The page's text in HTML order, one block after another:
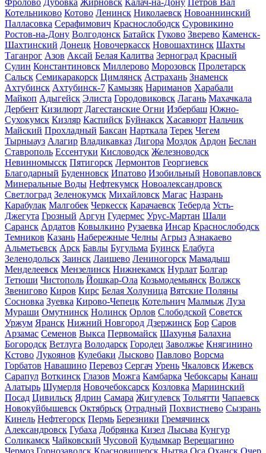
Фролово Дубовка Жирновск Калач-на-Дону Петров Вал
Котельниково Котово Ленинск Николаевск Новоаннинский
Палласовка Серафимович Краснослободск Суровикино
Ростов-на-Дону Волгодонск Батайск Гуково Зверево Каменск-
Шахтинский Донецк Новочеркасск Новошахтинск Шахты
Таганрог Азов Аксай Белая Калитва Зерноград Красный
Сулин Константиновск Миллерово Морозовск Пролетарск
Сальск Семикаракорск Цимлянск Астрахань Знаменск
Ахтубинск Ахтубинск-7 Камызяк Нариманов Харабали
Майкоп Адыгейск Элиста Городовиковск Лагань Махачкала
Дербент Кизилюрт Дагестанские Огни Избербаш Южно-
Сухокумск Кизляр Каспийск Буйнакск Хасавюрт Нальчик
Майский Прохладный Баксан Нарткала Терек Чегем
Тырныауз Алагир Владикавказ Дигора Моздок Ардон Беслан
Ставрополь Ессентуки Кисловодск Железноводск
Невинномысск Пятигорск Лермонтов Георгиевск
Благодарный Буденновск Ипатово Изобильный Новопавловск
Минеральные Воды Нефтекумск Новоалександровск
Светлоград Зеленокумск Михайловск Магас Назрань
Карабулак Малгобек Черкесск Карачаевск Теберда Усть-
Джегута Грозный Аргун Гудермес Урус-Мартан Шали
Саранск Ардатов Ковылкино Рузаевка Инсар Краснослободск
Темников Казань Набережные Челны Агрыз Азнакаево
Альметьевск Арск Бавлы Бугульма Буинск Елабуга
Зеленодольск Заинск Лаишево Лениногорск Мамадыш
Менделеевск Мензелинск Нижнекамск Нурлат Болгар
Тетюши Чистополь Йошкар-Ола Козьмодемьянск Волжск
Звенигово Киров Кирс Белая Холуница Вятские Поляны
Сосновка Зуевка Кирово-Чепецк Котельнич Малмыж Луза
Мураши Омутнинск Нолинск Орлов Слободской Советск
Уржум Яранск Нижний Новгород Дзержинск Бор Саров
Арзамас Семенов Выкса Первомайск Шахунья Балахна
Богородск Ветлуга Володарск Городец Заволжье Княгинино
Кстово Лукоянов Кулебаки Лысково Павлово Ворсма
Горбатов Навашино Перевоз Сергач Урень Чкаловск Ижевск
Сарапул Воткинск Глазов Можга Камбарка Чебоксары Канаш
Алатырь Шумерля Новочебоксарск Козловка Мариинский
Посад Цивильск Ядрин Самара Жигулевск Тольятти Чапаевск
Новокуйбышевск Октябрьск Отрадный Похвистнево Сызрань
Кинель Нефтегорск Пермь Березники Гремячинск
Александровск Губаха Добрянка Кизел Лысьва Кунгур
Соликамск Чайковский Чусовой Кудымкар Верещагино
Чермоз Горнозаводск Красновишерск Нытва Оса Оханск Очер